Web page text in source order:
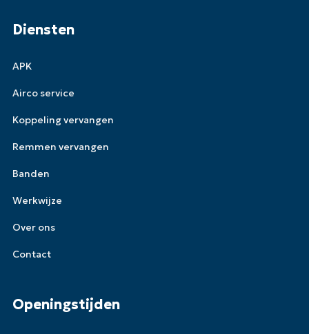
Diensten
APK
Airco service
Koppeling vervangen
Remmen vervangen
Banden
Werkwijze
Over ons
Contact
Openingstijden